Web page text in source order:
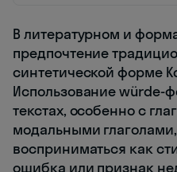
В литературном и
предпочтение
синтетической форме
Использование
текстах, особенно с
модальными
восприниматься как
ошибка или признак